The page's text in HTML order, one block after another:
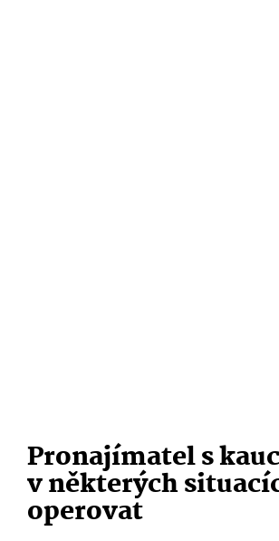
Pronajímatels
v některých
operovat